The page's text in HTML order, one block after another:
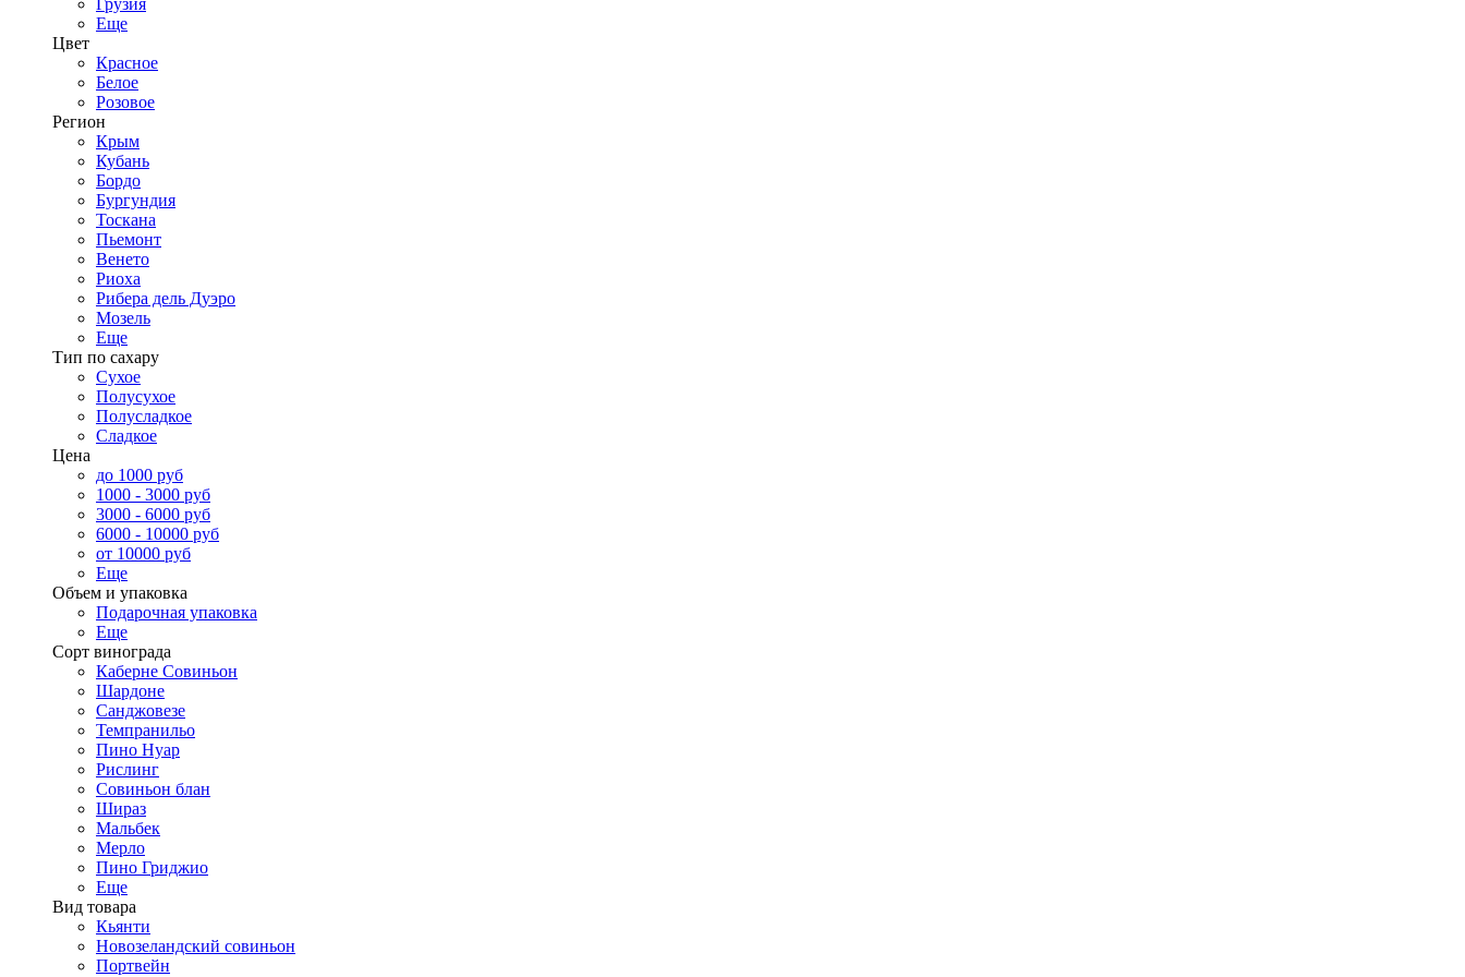
Грузия
Еще
Цвет
Красное
Белое
Розовое
Регион
Крым
Кубань
Бордо
Бургундия
Тоскана
Пьемонт
Венето
Риоха
Рибера дель Дуэро
Мозель
Еще
Тип по сахару
Сухое
Полусухое
Полусладкое
Сладкое
Цена
до 1000 руб
1000 - 3000 руб
3000 - 6000 руб
6000 - 10000 руб
от 10000 руб
Еще
Объем и упаковка
Подарочная упаковка
Еще
Сорт винограда
Каберне Совиньон
Шардоне
Санджовезе
Темпранильо
Пино Нуар
Рислинг
Совиньон блан
Шираз
Мальбек
Мерло
Пино Гриджио
Еще
Вид товара
Кьянти
Новозеландский совиньон
Портвейн